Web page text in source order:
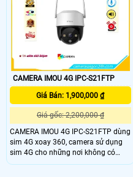
quan sát hiệu quả ngay cả khi ánh
sáng yếu và có chức năng Báo Động
Chuyển Động rất lý tưởng cho việc
lắp đặt giám sát trong gia đình, căn
hộ hoặc công trình khác
CAMERA IMOU 4G IPC-S21FTP
Giá Bán: 1,900,000 ₫
Giá gốc: 2,200,000 ₫
CAMERA IMOU 4G IPC-S21FTP dùng
sim 4G xoay 360, camera sử dụng
sim 4G cho những nơi không có
mạng wifi , Fullcolor , Tích hợp đèn